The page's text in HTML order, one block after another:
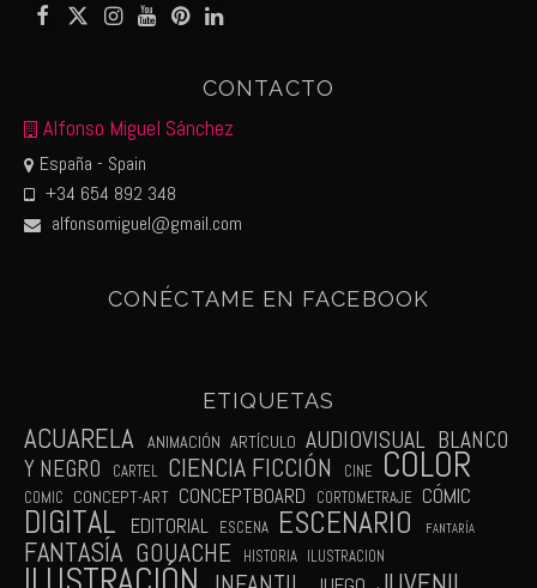
CONTACTO
Alfonso Miguel Sánchez
España - Spain
+34 654 892 348
alfonsomiguel@gmail.com
CONÉCTAME EN FACEBOOK
ETIQUETAS
ACUARELA ANIMACIÓN ARTÍCULO AUDIOVISUAL BLANCO
Y NEGRO
CARTEL CIENCIA FICCIÓN CINE COLOR
COMIC CONCEPT-ART CONCEPTBOARD CORTOMETRAJE CÓMIC
DIGITAL EDITORIAL ESCENA ESCENARIO FANTARÍA
FANTASÍA GOUACHE HISTORIA ILUSTRACION